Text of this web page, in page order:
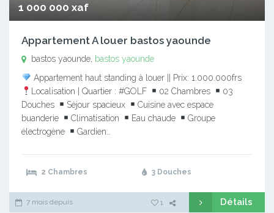
1 000 000 xaf
Appartement A louer bastos yaounde
bastos yaounde, bastos yaounde
Appartement haut standing à louer || Prix: 1.000.000frs
Localisation | Quartier : #GOLF
02 Chambres
03
Douches
Séjour spacieux
Cuisine avec espace
buanderie
Climatisation Eau chaude
Groupe
électrogène
Gardien…
2 Chambres 3 Douches
7 mois depuis 1 Détails